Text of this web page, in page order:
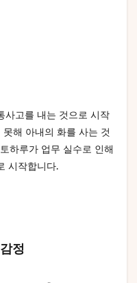
사고를 내는 것으로 시작
해 아내의 화를 사는 것
하루가 업무 실수로 인해
시작합니다.
정